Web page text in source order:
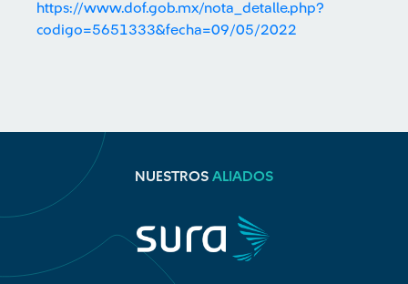
https://www.dof.gob.mx/nota_detalle.php?
codigo=5651333&fecha=09/05/2022
NUESTROS ALIADOS